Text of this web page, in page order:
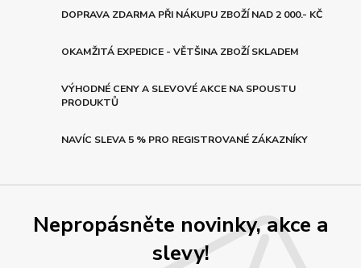
DOPRAVA ZDARMA PŘI NÁKUPU ZBOŽÍ NAD 2 000.- KČ
OKAMŽITÁ EXPEDICE - VĚTŠINA ZBOŽÍ SKLADEM
VÝHODNÉ CENY A SLEVOVÉ AKCE NA SPOUSTU
PRODUKTŮ
NAVÍC SLEVA 5 % PRO REGISTROVANÉ ZÁKAZNÍKY
Nepropásněte novinky, akce a
slevy!